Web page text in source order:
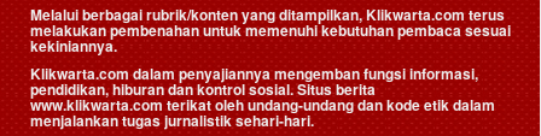
Melalui berbagai rubrik/konten yang ditampilkan, Klikwarta.com terus
melakukan pembenahan untuk memenuhi kebutuhan pembaca sesuai
kekiniannya.
Klikwarta.com dalam penyajiannya mengemban fungsi informasi,
pendidikan, hiburan dan kontrol sosial. Situs berita
www.klikwarta.com terikat oleh undang-undang dan kode etik dalam
menjalankan tugas jurnalistik sehari-hari.